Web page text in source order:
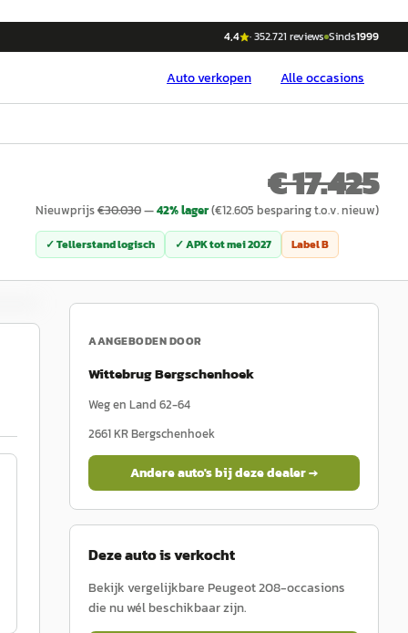
4,4 ·352.721 reviews Sinds1999
Autoverkopen Alle occasions
€ 17.425
Nieuwprijs€30.030—42% lager(€12.605 besparing t.o.v. nieuw)
✓ Tellerstand logisch ✓ APK totmei 2027 LabelB
AANGEBODEN DOOR
Wittebrug Bergschenhoek
Weg en Land 62-64
2661 KRBergschenhoek
Andere auto's bij deze dealer →
Deze auto is verkocht
Bekijk vergelijkbare Peugeot208-occasions
die nu wél beschikbaar zijn.